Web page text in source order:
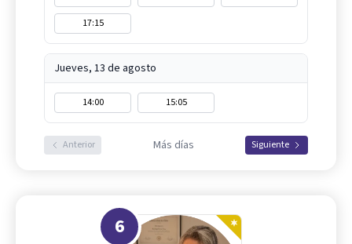
17:15
Jueves, 13 de agosto
14:00 15:05
Anterior Más días Siguiente
6